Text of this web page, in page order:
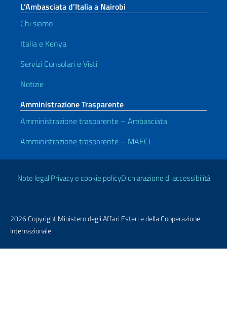
L’Ambasciata d’Italia a Nairobi
Chi siamo
Italia e Kenya
Servizi Consolari e Visti
Notizie
Amministrazione Trasparente
Amministrazione trasparente – Ambasciata
Amministrazione trasparente – MAECI
Link Utili
Note legaliPrivacy e cookie policyDichiarazione di accessibilità
2026 Copyright Ministero degli Affari Esteri e della Cooperazione
Internazionale